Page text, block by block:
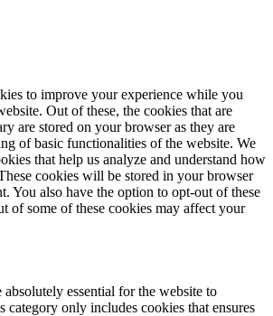
to improve your experience while you
Out of these, the cookies that are
are stored on your browser as they are
of basic functionalities of the website. We
that help us analyze and understand how
cookies will be stored in your browser
You also have the option to opt-out of these
of some of these cookies may affect your
absolutely essential for the website to
category only includes cookies that ensures